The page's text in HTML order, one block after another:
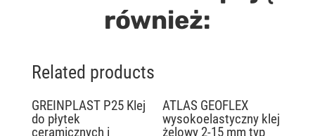
również:
Related products
GREINPLAST P25 Klej
do płytek
ceramicznych i
ATLAS GEOFLEX
wysokoelastyczny klej
żelowy 2-15 mm typ